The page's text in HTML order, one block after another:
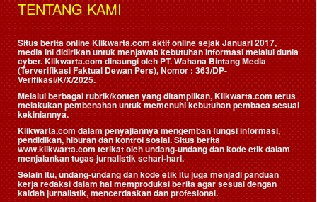
TENTANG KAMI
Situs berita online Klikwarta.com aktif online sejak Januari 2017,
media ini didirikan untuk menjawab kebutuhan informasi melalui dunia
cyber. Klikwarta.com dinaungi oleh PT. Wahana Bintang Media
(Terverifikasi Faktual Dewan Pers), Nomor : 363/DP-
Verifikasi/K/X/2025.
Melalui berbagai rubrik/konten yang ditampilkan, Klikwarta.com terus
melakukan pembenahan untuk memenuhi kebutuhan pembaca sesuai
kekiniannya.
Klikwarta.com dalam penyajiannya mengemban fungsi informasi,
pendidikan, hiburan dan kontrol sosial. Situs berita
www.klikwarta.com terikat oleh undang-undang dan kode etik dalam
menjalankan tugas jurnalistik sehari-hari.
Selain itu, undang-undang dan kode etik itu juga menjadi panduan
kerja redaksi dalam hal memproduksi berita agar sesuai dengan
kaidah jurnalistik, mencerdaskan dan profesional.